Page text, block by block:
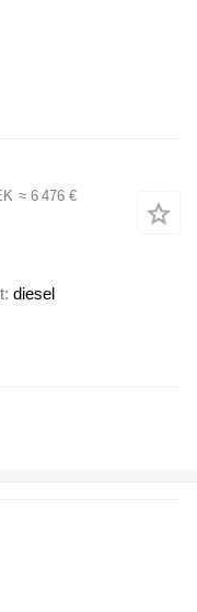
≈ 6 476 €
diesel